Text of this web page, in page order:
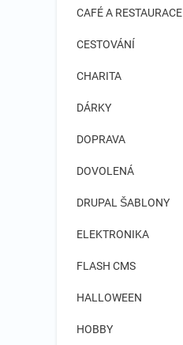
CAFÉ A RESTAURACE
CESTOVÁNÍ
CHARITA
DÁRKY
DOPRAVA
DOVOLENÁ
DRUPAL ŠABLONY
ELEKTRONIKA
FLASH CMS
HALLOWEEN
HOBBY